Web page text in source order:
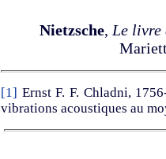
Nietzsche, Le livre
[1] Ernst F. F. Chladni,
vibrations acoustiques au